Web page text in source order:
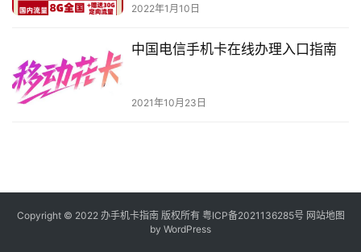
指
南
2022年1月10日
中国电信手机卡在线办理入口指南
2021年10月23日
Copyright © 2022 办手机卡指南版权所有 粤ICP备2021136285号 网站地图
by WordPress